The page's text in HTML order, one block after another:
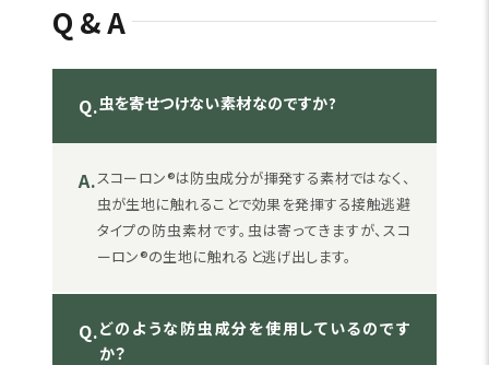
Q&A
Q.虫を寄せつけない素材なのですか?
A.スコーロン®は防虫成分が揮発する素材ではなく、
虫が生地に触れることで効果を発揮する接触逃避
タイプの防虫素材です。虫は寄ってきますが、スコ
ーロン®の生地に触れると逃げ出します。
Q.どのような防虫成分を使用しているのです
か？